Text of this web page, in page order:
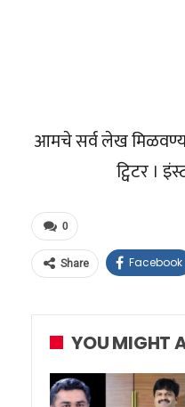
आमचे सर्व लेख
ट्विटर ।
0
Share Facebook
YOU MIGHT